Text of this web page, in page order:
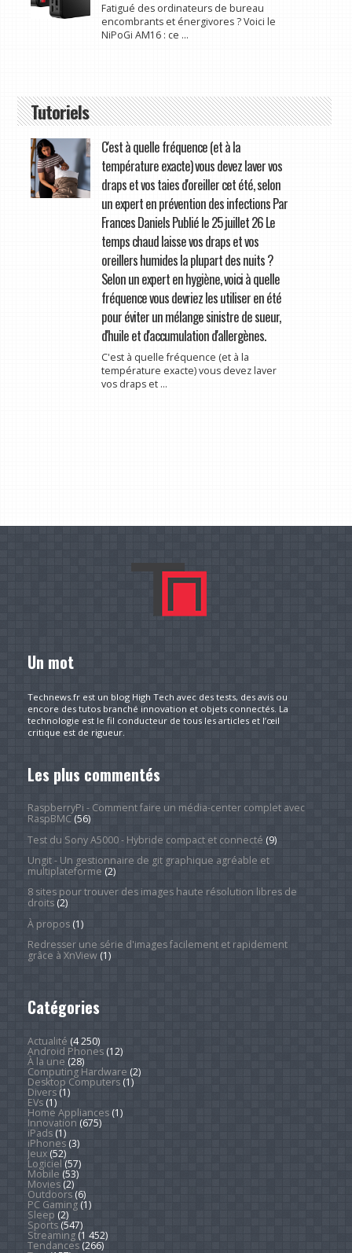
Fatigué des ordinateurs de bureau
encombrants et énergivores ? Voici le
NiPoGi AM16 : ce ...
Tutoriels
C'est à quelle fréquence (et à la
température exacte) vous devez laver vos
draps et vos taies d'oreiller cet été, selon
un expert en prévention des infections Par
Frances Daniels Publié le 25 juillet 26 Le
temps chaud laisse vos draps et vos
oreillers humides la plupart des nuits ?
Selon un expert en hygiène, voici à quelle
fréquence vous devriez les utiliser en été
pour éviter un mélange sinistre de sueur,
d'huile et d'accumulation d'allergènes.
C'est à quelle fréquence (et à la
température exacte) vous devez laver
vos draps et ...
Un mot
Technews.fr est un blog High Tech avec des tests, des avis ou
encore des tutos branché innovation et objets connectés. La
technologie est le fil conducteur de tous les articles et l’œil
critique est de rigueur.
Les plus commentés
RaspberryPi - Comment faire un média-center complet avec
RaspBMC(56)
Test du Sony A5000 - Hybride compact et connecté (9)
Ungit - Un gestionnaire de git graphique agréable et
multiplateforme (2)
8 sites pour trouver des images haute résolution libres de
droits(2)
À propos(1)
Redresser une série d'images facilement et rapidement
grâce à XnView(1)
Catégories
Actualité (4 250)
Android Phones(12)
À la une (28)
Computing Hardware (2)
Desktop Computers(1)
Divers(1)
EVs(1)
Home Appliances(1)
Innovation (675)
iPads(1)
iPhones(3)
Jeux(52)
Logiciel (57)
Mobile (53)
Movies(2)
Outdoors(6)
PC Gaming(1)
Sleep (2)
Sports(547)
Streaming(1 452)
Tendances(266)